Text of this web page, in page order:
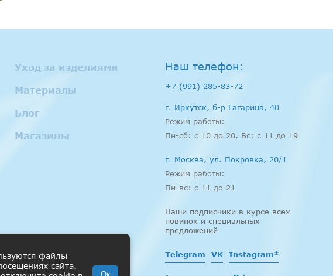
Уход за изделиями
Материалы
Блог
Магазины
Наш телефон:
+7 (991) 285-83-72
г. Иркутск, б-р Гагарина, 40
Режим работы:
Пн-сб: c 10 до 20, Вс: с 11 до 19
г. Москва, ул. Покровка, 20/1
Режим работы:
Пн-вс: c 11 до 21
Наши подписчики в курсе всех
новинок и специальных
предложений
Telegram VK Instagram*
файлы
сайта.
Ок